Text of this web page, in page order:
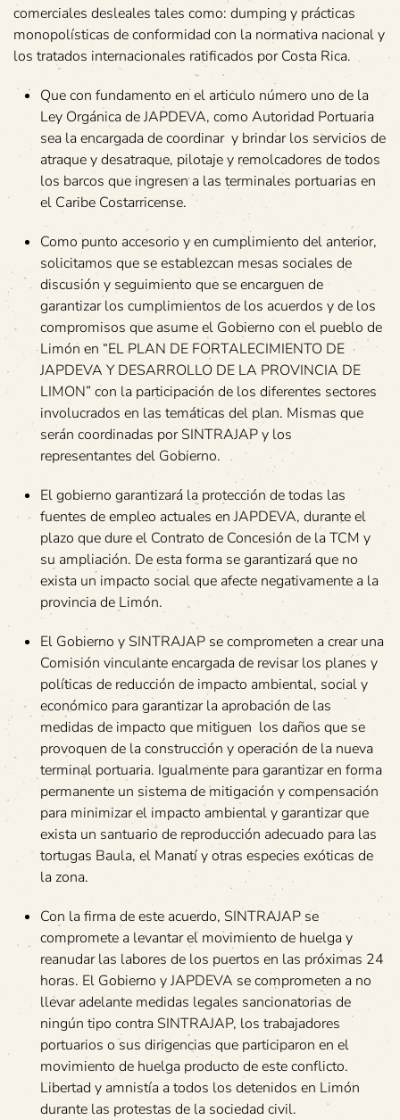
comerciales desleales tales como: dumping y prácticas
monopolísticas de conformidad con la normativa nacional y
los tratados internacionales ratificados por Costa Rica.
Que con fundamento en el articulo número uno de la
Ley Orgánica de JAPDEVA, como Autoridad Portuaria
sea la encargada de coordinar y brindar los servicios de
atraque y desatraque, pilotaje y remolcadores de todos
los barcos que ingresen a las terminales portuarias en
el Caribe Costarricense.
Como punto accesorio y en cumplimiento del anterior,
solicitamos que se establezcan mesas sociales de
discusión y seguimiento que se encarguen de
garantizar los cumplimientos de los acuerdos y de los
compromisos que asume el Gobierno con el pueblo de
Limón en “EL PLAN DE FORTALECIMIENTO DE
JAPDEVA Y DESARROLLO DE LA PROVINCIA DE
LIMON” con la participación de los diferentes sectores
involucrados en las temáticas del plan. Mismas que
serán coordinadas por SINTRAJAP y los
representantes del Gobierno.
El gobierno garantizará la protección de todas las
fuentes de empleo actuales en JAPDEVA, durante el
plazo que dure el Contrato de Concesión de la TCM y
su ampliación. De esta forma se garantizará que no
exista un impacto social que afecte negativamente a la
provincia de Limón.
El Gobierno y SINTRAJAP se comprometen a crear una
Comisión vinculante encargada de revisar los planes y
políticas de reducción de impacto ambiental, social y
económico para garantizar la aprobación de las
medidas de impacto que mitiguen los daños que se
provoquen de la construcción y operación de la nueva
terminal portuaria. Igualmente para garantizar en forma
permanente un sistema de mitigación y compensación
para minimizar el impacto ambiental y garantizar que
exista un santuario de reproducción adecuado para las
tortugas Baula, el Manatí y otras especies exóticas de
la zona.
Con la firma de este acuerdo, SINTRAJAP se
compromete a levantar el movimiento de huelga y
reanudar las labores de los puertos en las próximas 24
horas. El Gobierno y JAPDEVA se comprometen a no
llevar adelante medidas legales sancionatorias de
ningún tipo contra SINTRAJAP, los trabajadores
portuarios o sus dirigencias que participaron en el
movimiento de huelga producto de este conflicto.
Libertad y amnistía a todos los detenidos en Limón
durante las protestas de la sociedad civil.